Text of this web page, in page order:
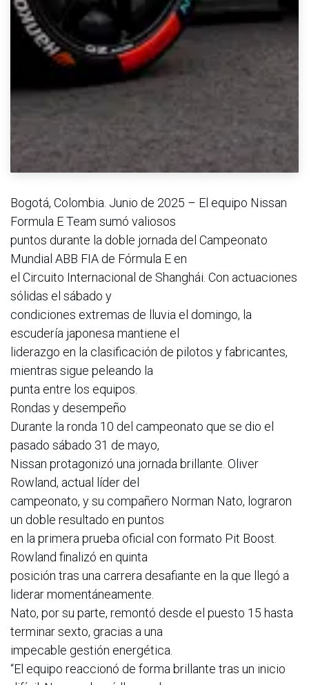
Bogotá, Colombia. Junio de 2025 – El equipo Nissan
Formula E Team sumó valiosos
puntos durante la doble jornada del Campeonato
Mundial ABB FIA de Fórmula E en
el Circuito Internacional de Shanghái. Con actuaciones
sólidas el sábado y
condiciones extremas de lluvia el domingo, la
escudería japonesa mantiene el
liderazgo en la clasificación de pilotos y fabricantes,
mientras sigue peleando la
punta entre los equipos.
Rondas y desempeño
Durante la ronda 10 del campeonato que se dio el
pasado sábado 31 de mayo,
Nissan protagonizó una jornada brillante. Oliver
Rowland, actual líder del
campeonato, y su compañero Norman Nato, lograron
un doble resultado en puntos
en la primera prueba oficial con formato Pit Boost.
Rowland finalizó en quinta
posición tras una carrera desafiante en la que llegó a
liderar momentáneamente.
Nato, por su parte, remontó desde el puesto 15 hasta
terminar sexto, gracias a una
impecable gestión energética.
“El equipo reaccionó de forma brillante tras un inicio